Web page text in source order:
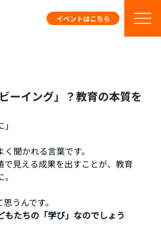
イベントはこちら
ーイング」？教育の本質を
聞かれる言葉です。
で見える成果を出すことが、教育
うんです。
もたちの「学び」なのでしょう